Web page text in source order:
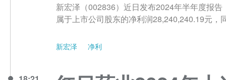
新宏泽（002836）近日发布2024年半年度报
属于上市公司股东的净利润28,240,240.19元，
新宏泽 净利